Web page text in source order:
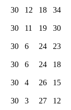
30 12 18 34
30 11 19 30
30 6 24 23
30 6 24 18
30 4 26 15
30 3 27 12